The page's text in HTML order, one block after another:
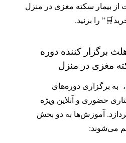
از بیمار سکته مغزی در منزل
را بزنید.
برگزار کننده دوره
مغزی در منزل
، به برگزاری دوره‌های
حضوری و آنلاین ویژه
آموزش‌ها به دو بخش
می‌شوند: